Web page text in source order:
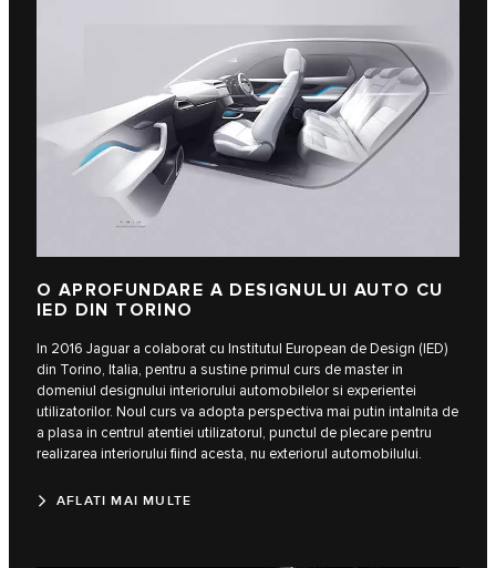
O APROFUNDARE A DESIGNULUI AUTO CU
IED DIN TORINO
In 2016 Jaguar a colaborat cu Institutul European de Design (IED)
din Torino, Italia, pentru a sustine primul curs de master in
domeniul designului interiorului automobilelor si experientei
utilizatorilor. Noul curs va adopta perspectiva mai putin intalnita de
a plasa in centrul atentiei utilizatorul, punctul de plecare pentru
realizarea interiorului fiind acesta, nu exteriorul automobilului.
AFLATI MAI MULTE